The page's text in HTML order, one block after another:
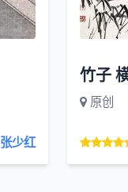
张少红
竹子
原创